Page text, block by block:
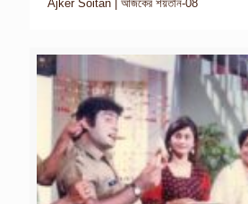
Ajker Soitan | আজকের শয়তান-08